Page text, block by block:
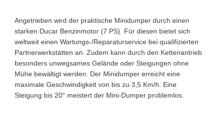
Angetrieben wird der praktische Minidumper durch einen
starken Ducar Benzinmotor (7 PS). Für diesen bietet sich
weltweit einen Wartungs-/Reparaturservice bei qualifizierten
Partnerwerkstätten an. Zudem kann durch den Kettenantrieb
besonders unwegsames Gelände oder Steigungen ohne
Mühe bewältigt werden. Der Minidumper erreicht eine
maximale Geschwindigkeit von bis zu 3,5 Km/h. Eine
Steigung bis 20° meistert der Mini-Dumper problemlos.